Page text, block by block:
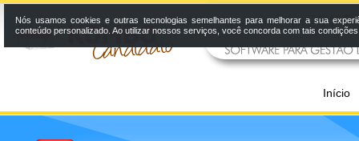
Início
Nós usamos cookies e outras tecnologias semelhantes para melhorar a sua
conteúdo personalizado. Ao utilizar nossos serviços, você concorda com tais